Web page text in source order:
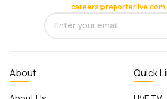
careers@reporterlive.com
About Quick